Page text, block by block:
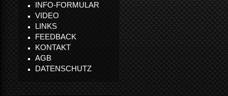
INFO-FORMULAR
VIDEO
LINKS
FEEDBACK
KONTAKT
AGB
DATENSCHUTZ